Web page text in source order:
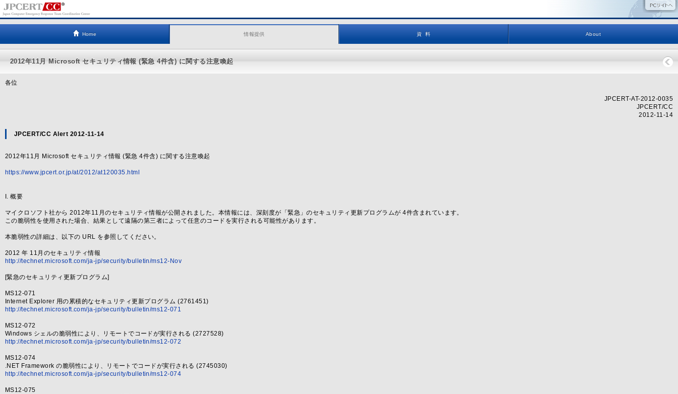
Home 情報提供 資 料 About
2012年11月 Microsoft セキュリティ情報 (緊急 4件含) に関する注意喚起
各位
JPCERT-AT-2012-0035
JPCERT/CC
2012-11-14
JPCERT/CC Alert 2012-11-14
2012年11月 Microsoft セキュリティ情報 (緊急 4件含) に関する注意喚起
https://www.jpcert.or.jp/at/2012/at120035.html
I. 概要
マイクロソフト社から 2012年11月のセキュリティ情報が公開されました。本情報には、深刻度が「緊急」のセキュリティ更新プログラムが 4件含まれています。
この脆弱性を使用された場合、結果として遠隔の第三者によって任意のコードを実行される可能性があります。
本脆弱性の詳細は、以下の URL を参照してください。
2012 年 11月のセキュリティ情報
http://technet.microsoft.com/ja-jp/security/bulletin/ms12-Nov
[緊急のセキュリティ更新プログラム]
MS12-071
Internet Explorer 用の累積的なセキュリティ更新プログラム (2761451)
http://technet.microsoft.com/ja-jp/security/bulletin/ms12-071
MS12-072
Windows シェルの脆弱性により、リモートでコードが実行される (2727528)
http://technet.microsoft.com/ja-jp/security/bulletin/ms12-072
MS12-074
.NET Framework の脆弱性により、リモートでコードが実行される (2745030)
http://technet.microsoft.com/ja-jp/security/bulletin/ms12-074
MS12-075